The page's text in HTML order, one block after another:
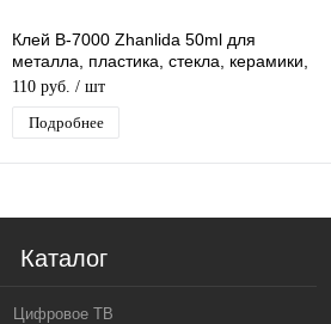
Клей B-7000 Zhanlida 50ml для
металла, пластика, стекла, керамики,
дерева, кожи, резины
110 руб. / шт
Подробнее
Каталог
Цифровое ТВ